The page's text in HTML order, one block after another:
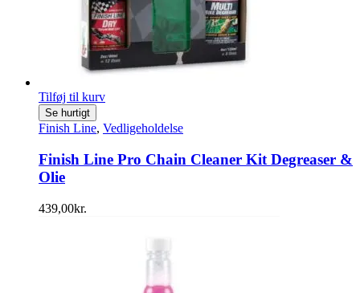
Tilføj til kurv
Se hurtigt
Finish Line, Vedligeholdelse
Finish Line Pro Chain Cleaner Kit Degreaser &
Olie
439,00kr.